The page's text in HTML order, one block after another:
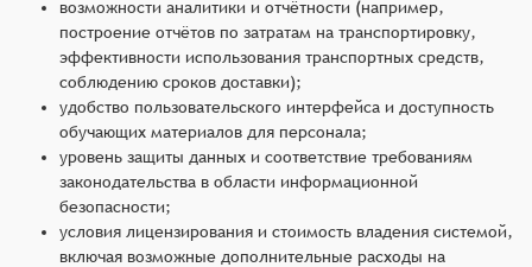
возможности аналитики и отчётности (например,
построение отчётов по затратам на транспортировку,
эффективности использования транспортных средств,
соблюдению сроков доставки);
удобство пользовательского интерфейса и доступность
обучающих материалов для персонала;
уровень защиты данных и соответствие требованиям
законодательства в области информационной
безопасности;
условия лицензирования и стоимость владения системой,
включая возможные дополнительные расходы на